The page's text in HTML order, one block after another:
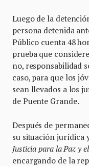
Luego de la
persona detenida
Público cuenta 48
prueba que
no, responsabilidad
caso, para que los
sean llevados a los
de Puente Grande.
Después de
su situación jurídica
Justicia para la Paz y
encargando de la